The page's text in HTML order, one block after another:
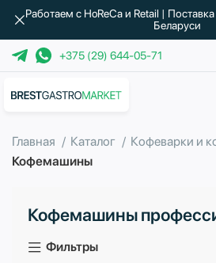
+375 (29) 644-05-71
Главная Каталог
Кофеварки и
Кофемашины
Кофемашины
Фильтры
Работаем с HoReCa и Retail |
Беларуси